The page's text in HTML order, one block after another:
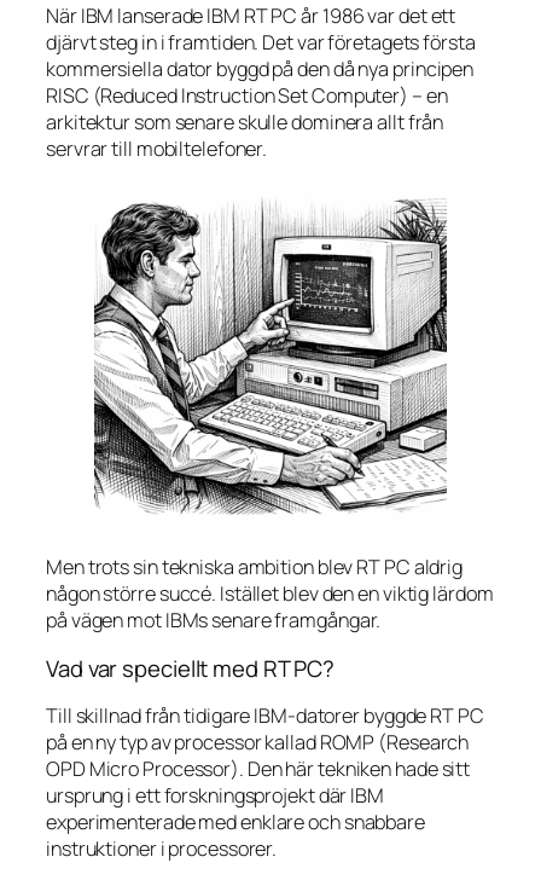
När IBM lanserade IBM RT PC år 1986 var det ett
djärvt steg in i framtiden. Det var företagets första
kommersiella dator byggd på den då nya principen
RISC (Reduced Instruction Set Computer) – en
arkitektur som senare skulle dominera allt från
servrar till mobiltelefoner.
Men trots sin tekniska ambition blev RT PC aldrig
någon större succé. Istället blev den en viktig lärdom
på vägen mot IBMs senare framgångar.
Vad var speciellt med RT PC?
Till skillnad från tidigare IBM-datorer byggde RT PC
på en ny typ av processor kallad ROMP (Research
OPD Micro Processor). Den här tekniken hade sitt
ursprung i ett forskningsprojekt där IBM
experimenterade med enklare och snabbare
instruktioner i processorer.